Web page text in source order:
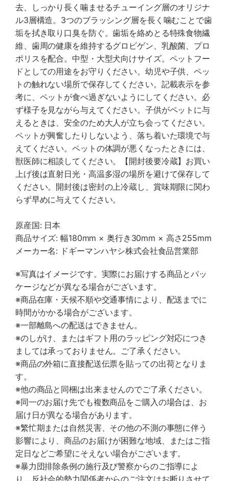
去、しっかり長く噛ませるチューイング層のオリジナ
ル3層構造。3つのブラッシング層を長く噛むことで歯
垢を拭き取り口臭を防ぐ。歯垢を絡めとる特殊食物繊
維、歯周の健康を維持するグロビゲン、乳酸菌、プロ
ポリスを配合。中型・大型犬向けサイズ。ペットフー
ドとしての用途をお守りください。幼児や子供、ペッ
トの触れない場所で保存してください。記載表示を参
考に、ペットが食べ過ぎないようにしてください。必
ず様子を見ながら与えてください。子供がペットに与
えるときは、安全のため大人が立ち会ってください。
ペットが興奮したりしないよう、落ち着いた環境で与
えてください。ペットの体調が悪くなったときには、
獣医師に相談してください。【開封後要冷蔵】お買い
上げ後は直射日光・高温多湿の場所を避けて保存して
ください。開封後は密封の上冷蔵し、賞味期限に関わ
らず早めに与えてください。
原産国: 日本
商品サイズ: 幅180mm × 奥行き30mm × 高さ255mm
メーカー名: ドギーマンハヤシ株式会社食品営業部
※写真はイメージです。実際にお届けする商品とパッ
ケージなどが異なる場合がございます。
※商品在庫・天候不順や交通事情により、配送までに
時間がかかる場合がございます。
※一部離島への配送はできません。
※のしがけ、またはギフト用のラッピング対応につき
ましては承っておりません。ご了承ください。
※商品の外箱に直接配送伝票を貼っての出荷となりま
す。
※他の商品と同梱は出来ませんのでご了承ください。
※同一のお届け先でも複数商品をご購入の場合は、お
届け日が異なる場合があります。
※繁忙期または自然災害、その他の不測の事態に伴う
影響により、商品のお届けが困難な地域、またはご指
定日などご希望にそえない場合がございます。
※暴力団排除条例の施行及び警察からのご指導によ
り、反社会的勢力関係者からのご注文はお断りさせて